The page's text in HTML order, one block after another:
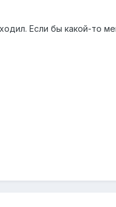
Если бы какой-то